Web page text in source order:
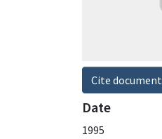
Cite document
Date
1995